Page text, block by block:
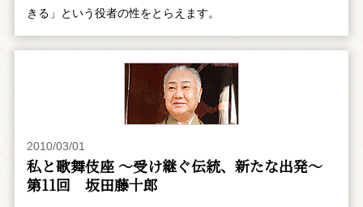
きる」という役者の性をとらえます。
2010/03/01
私と歌舞伎座 ～受け継ぐ伝統、新たな出発～
第11回 坂田藤十郎